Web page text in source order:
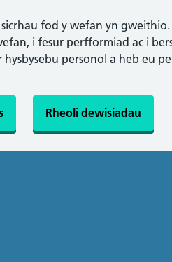
fod y wefan yn
i fesur perfformiad ac i
personol a heb eu
Rheoli dewisiadau